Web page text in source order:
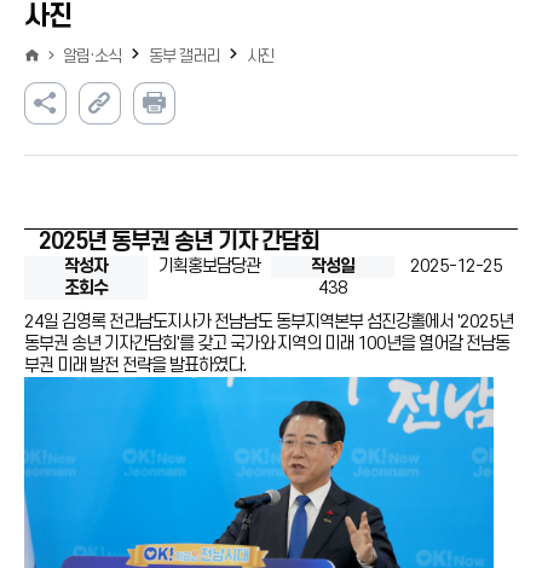
사진
알림·소식 동부 갤러리 사진
2025년 동부권 송년 기자 간담회
작성자 기획홍보담당관 작성일
2025-12-25
조회수
438
24일 김영록 전라남도지사가 전남남도 동부지역본부 섬진강홀에서 '2025년
동부권 송년 기자간담회'를 갖고 국가와 지역의 미래 100년을 열어갈 전남동
부권 미래 발전 전략을 발표하였다.